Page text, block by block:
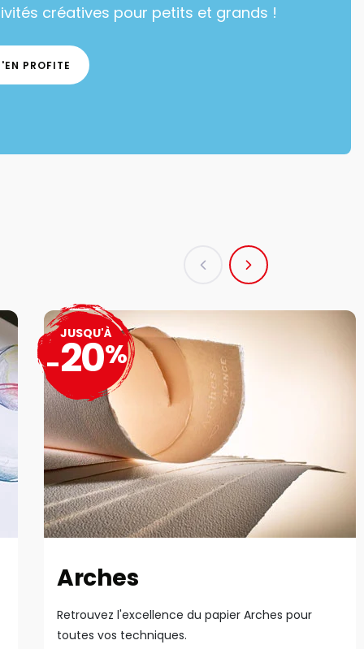
créatives pour petits et grands !
PROFITE
Arches
Retrouvez l'excellence du papier Arches pour
toutes vos techniques.
JUSQU'À
-20%